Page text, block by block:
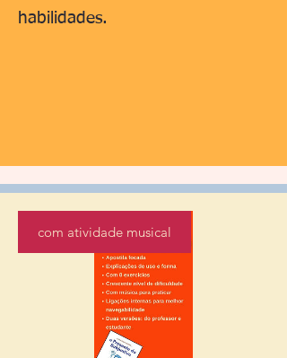
habilidades.
com atividade musical